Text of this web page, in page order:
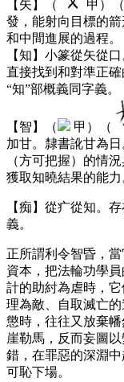
【矢】（ 甲）（
發，能射向目標的
和中間進展的過程。
【知】小篆從矢從
直接找到和對準正確
“知”部概義同字義。
【智】（ 甲）（
加甘。隸書訛甘為
（方可把握）的情
獲取知曉結果的能力
【痴】從疒從知。
義。
正所謂利令智昏，
資本，把法輪功學
計的助紂為虐時，
理為敵、自取滅亡
懲時，往往又放棄
崖勒馬，反而妄圖
錯，在罪惡的深淵
可恥下場。